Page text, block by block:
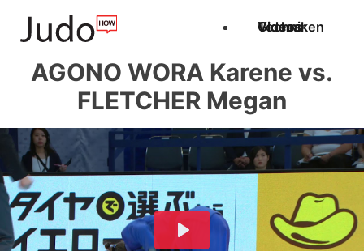
Techniken
Videos
Glossar
AGONO WORA Karene vs.
FLETCHER Megan